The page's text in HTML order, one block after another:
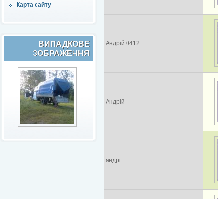
Карта сайту
ВИПАДКОВЕ
ЗОБРАЖЕННЯ
Андрій 0412
Андрій
андрі